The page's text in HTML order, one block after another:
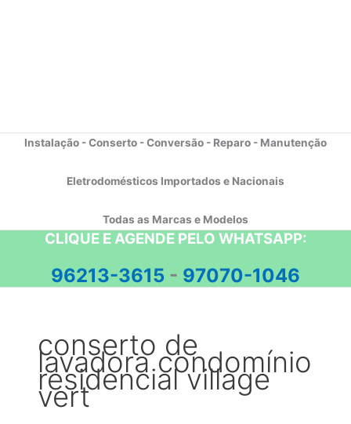
Instalação - Conserto - Conversão - Reparo - Manutenção
Eletrodomésticos Importados e Nacionais
Todas as Marcas e Modelos
CLIQUE E AGENDE PELO WHATSAPP:
96213-3615 - 97070-1046
conserto de
lavadora condomínio
residencial village
vert